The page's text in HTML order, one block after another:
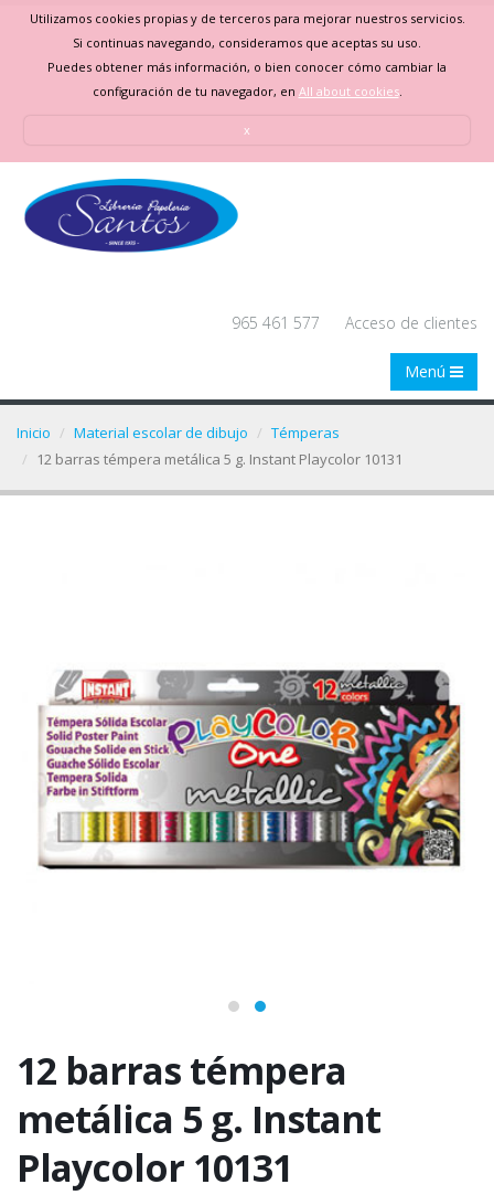
Utilizamos cookies propias y de terceros para mejorar nuestros servicios.
Si continuas navegando, consideramos que aceptas su uso.
Puedes obtener más información, o bien conocer cómo cambiar la
configuración de tu navegador, en All about cookies.
x
965 461 577 Acceso de clientes
Menú
Inicio Material escolar de dibujo
Témperas
12 barras témpera metálica 5 g. Instant Playcolor 10131
12 barras témpera
metálica 5 g. Instant
Playcolor 10131